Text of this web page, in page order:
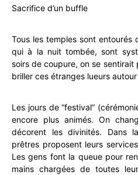
Sacrifice d’un buffle
Tous les temples sont entourés
qui à la nuit tombée, sont
soirs de coupure, on se sentirait
briller ces étranges lueurs
Les jours de “festival”
encore plus animés. On
décorent les divinités. Dans
prêtres proposent leurs
Les gens font la queue pour
mains chargées de toutes